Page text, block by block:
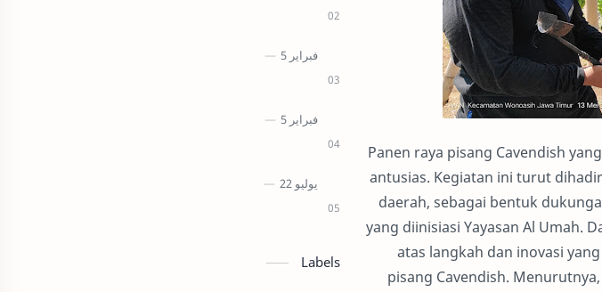
Panen raya pisang Cavendish
antusias. Kegiatan ini turut
daerah, sebagai bentuk
yang diinisiasi Yayasan Al Umah.
atas langkah dan inovasi
pisang Cavendish.
Labels